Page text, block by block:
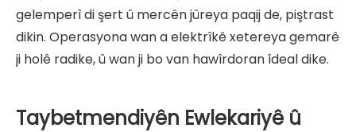
gelemperî di şert û mercên jûreya paqij de, piştrast
dikin. Operasyona wan a elektrîkê xetereya gemarê
ji holê radike, û wan ji bo van hawîrdoran îdeal dike.
Taybetmendiyên Ewlekariyê û